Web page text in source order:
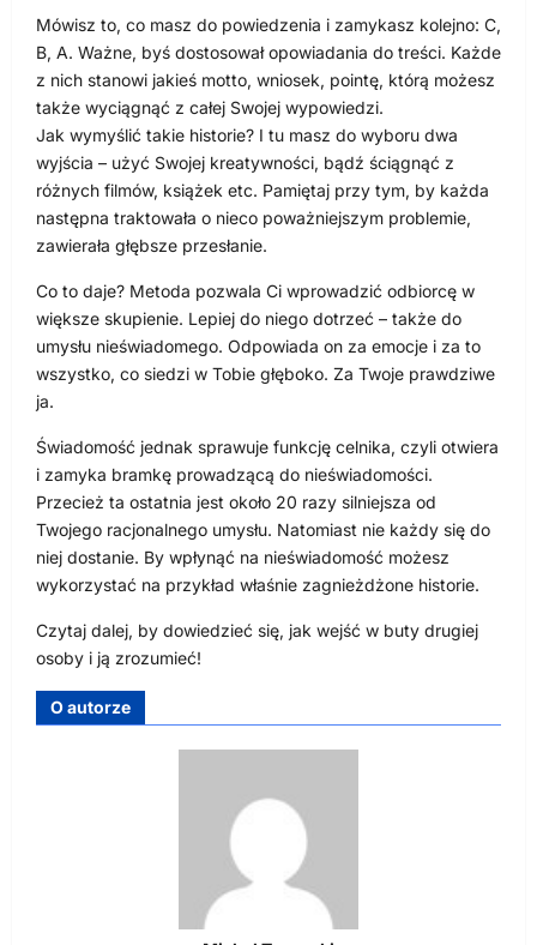
Mówisz to, co masz do powiedzenia i zamykasz kolejno: C,
B, A. Ważne, byś dostosował opowiadania do treści. Każde
z nich stanowi jakieś motto, wniosek, pointę, którą możesz
także wyciągnąć z całej Swojej wypowiedzi.
Jak wymyślić takie historie? I tu masz do wyboru dwa
wyjścia – użyć Swojej kreatywności, bądź ściągnąć z
różnych filmów, książek etc. Pamiętaj przy tym, by każda
następna traktowała o nieco poważniejszym problemie,
zawierała głębsze przesłanie.
Co to daje? Metoda pozwala Ci wprowadzić odbiorcę w
większe skupienie. Lepiej do niego dotrzeć – także do
umysłu nieświadomego. Odpowiada on za emocje i za to
wszystko, co siedzi w Tobie głęboko. Za Twoje prawdziwe
ja.
Świadomość jednak sprawuje funkcję celnika, czyli otwiera
i zamyka bramkę prowadzącą do nieświadomości.
Przecież ta ostatnia jest około 20 razy silniejsza od
Twojego racjonalnego umysłu. Natomiast nie każdy się do
niej dostanie. By wpłynąć na nieświadomość możesz
wykorzystać na przykład właśnie zagnieżdżone historie.
Czytaj dalej, by dowiedzieć się, jak wejść w buty drugiej
osoby i ją zrozumieć!
O autorze